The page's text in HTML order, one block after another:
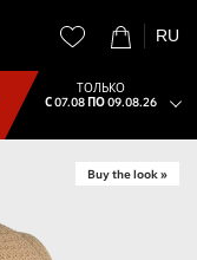
RU
ТОЛЬКО
С 07.08 ПО 09.08.26
Buy the look »